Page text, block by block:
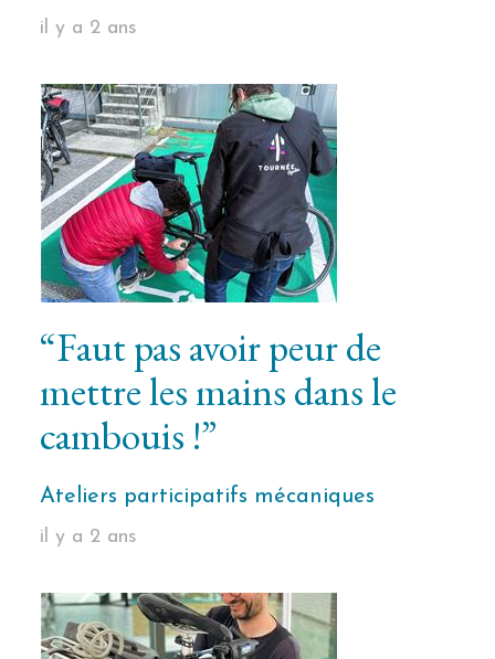
il y a 2 ans
“Faut pas avoir peur de
mettre les mains dans le
cambouis !”
Ateliers participatifs mécaniques
il y a 2 ans